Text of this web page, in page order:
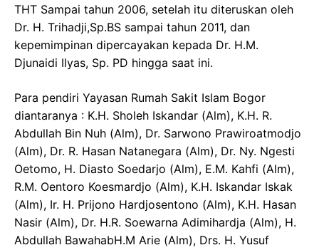
THT Sampai tahun 2006, setelah itu diteruskan oleh
Dr. H. Trihadji,Sp.BS sampai tahun 2011, dan
kepemimpinan dipercayakan kepada Dr. H.M.
Djunaidi Ilyas, Sp. PD hingga saat ini.
Para pendiri Yayasan Rumah Sakit Islam Bogor
diantaranya : K.H. Sholeh Iskandar (Alm), K.H. R.
Abdullah Bin Nuh (Alm), Dr. Sarwono Prawiroatmodjo
(Alm), Dr. R. Hasan Natanegara (Alm), Dr. Ny. Ngesti
Oetomo, H. Diasto Soedarjo (Alm), E.M. Kahfi (Alm),
R.M. Oentoro Koesmardjo (Alm), K.H. Iskandar Iskak
(Alm), Ir. H. Prijono Hardjosentono (Alm), K.H. Hasan
Nasir (Alm), Dr. H.R. Soewarna Adimihardja (Alm), H.
Abdullah BawahabH.M Arie (Alm), Drs. H. Yusuf